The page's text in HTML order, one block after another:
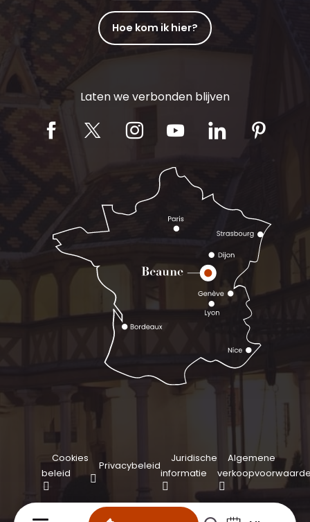
Hoe kom ik hier?
Laten we verbonden blijven
Cookies
beleid
Privacybeleid
Juridische
informatie
Algemene